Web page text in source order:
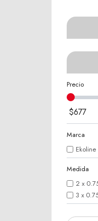
Precio
$677
Marca
Ekoline
Medida
2 x
3 x